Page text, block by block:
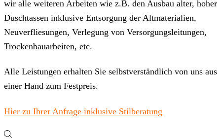
wir alle weiteren Arbeiten wie z.B. den Ausbau alter, hoher
Duschtassen inklusive Entsorgung der Altmaterialien,
Neuverfliesungen, Verlegung von Versorgungsleitungen,
Trockenbauarbeiten, etc.
Alle Leistungen erhalten Sie selbstverständlich von uns aus
einer Hand zum Festpreis.
Hier zu Ihrer Anfrage inklusive Stilberatung